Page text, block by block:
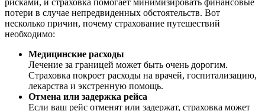
рисками, и страховка помогает минимизировать финансовые
потери в случае непредвиденных обстоятельств. Вот
несколько причин, почему страхование путешествий
необходимо:
Медицинские расходы
Лечение за границей может быть очень дорогим.
Страховка покроет расходы на врачей, госпитализацию,
лекарства и экстренную помощь.
Отмена или задержка рейса
Если ваш рейс отменят или задержат, страховка может